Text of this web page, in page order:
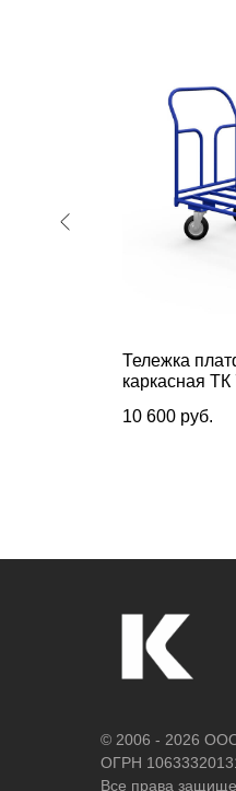
Тележка
каркасная ТК
10 600 руб.
© 2006 - 2026
ОГРН
Все права